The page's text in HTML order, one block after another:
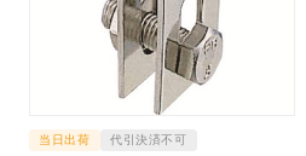
当日出荷 代引決済不可